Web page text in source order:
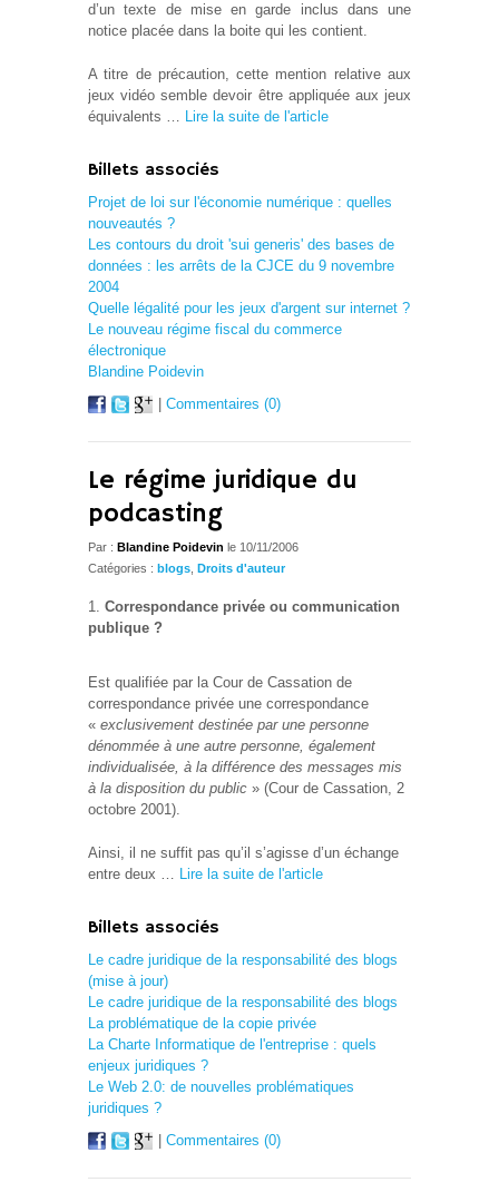
d’un texte de mise en garde inclus dans une
notice placée dans la boite qui les contient.
A titre de précaution, cette mention relative aux
jeux vidéo semble devoir être appliquée aux jeux
équivalents … Lire la suite de l'article
Billets associés
Projet de loi sur l'économie numérique : quelles
nouveautés ?
Les contours du droit 'sui generis' des bases de
données : les arrêts de la CJCE du 9 novembre
2004
Quelle légalité pour les jeux d'argent sur internet ?
Le nouveau régime fiscal du commerce
électronique
Blandine Poidevin
Commentaires (0)
Le régime juridique du
podcasting
Par : Blandine Poidevin le 10/11/2006
Catégories : blogs Droits d'auteur
Correspondance privée ou communication
publique ?
Est qualifiée par la Cour de Cassation de
correspondance privée une correspondance
« exclusivement destinée par une personne
dénommée à une autre personne, également
individualisée, à la différence des messages mis
à la disposition du public » (Cour de Cassation, 2
octobre 2001).
Ainsi, il ne suffit pas qu’il s’agisse d’un échange
entre deux … Lire la suite de l'article
Billets associés
Le cadre juridique de la responsabilité des blogs
(mise à jour)
Le cadre juridique de la responsabilité des blogs
La problématique de la copie privée
La Charte Informatique de l'entreprise : quels
enjeux juridiques ?
Le Web 2.0: de nouvelles problématiques
juridiques ?
Commentaires (0)